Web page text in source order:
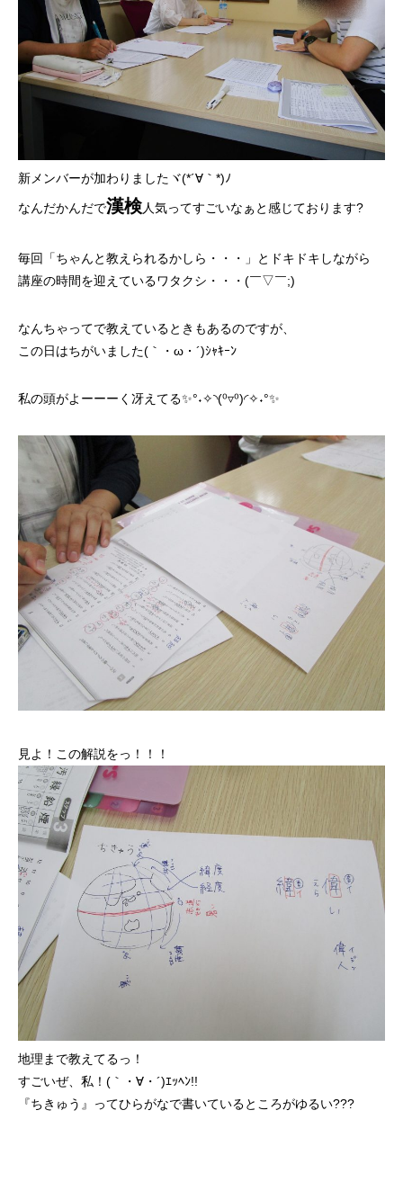
新メンバーが加わりましたヾ(*´∀｀*)ﾉ
なんだかんだで漢検人気ってすごいなぁと感じております?
毎回「ちゃんと教えられるかしら・・・」とドキドキしながら
講座の時間を迎えているワタクシ・・・(￣▽￣;)
なんちゃってで教えているときもあるのですが、
この日はちがいました(｀・ω・´)ｼｬｷｰﾝ
私の頭がよーーーく冴えてる✨°˖✧◝(⁰▿⁰)◜✧˖°✨
見よ！この解説をっ！！！
地理まで教えてるっ！
すごいぜ、私！(｀・∀・´)ｴｯﾍﾝ!!
『ちきゅう』ってひらがなで書いているところがゆるい???